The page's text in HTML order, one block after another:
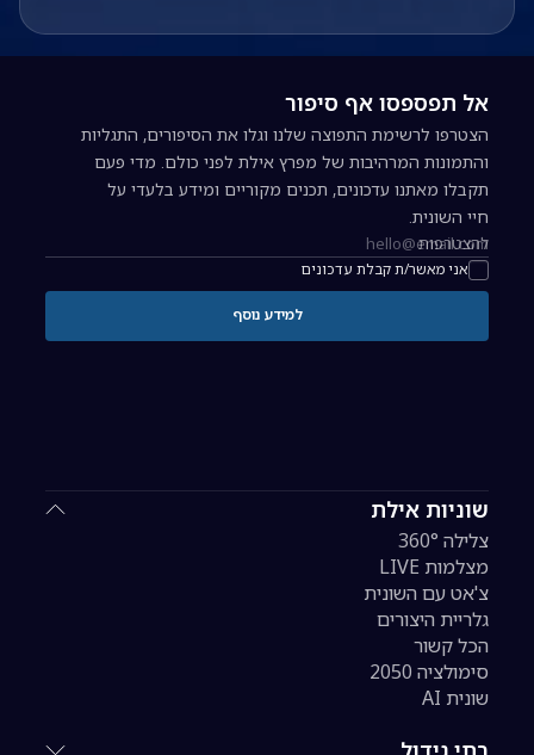
שוניות אילת
צלילה 360°
מצלמות LIVE
צ'אט עם השונית
גלריית היצורים
הכל קשור
סימולציה 2050
שונית AI
אל תפספסו אף סיפור
הצטרפו לרשימת התפוצה שלנו וגלו את הסיפורים, התגליות
והתמונות המרהיבות של מפרץ אילת לפני כולם. מדי פעם
תקבלו מאתנו עדכונים, תכנים מקוריים ומידע בלעדי על
חיי השונית.
כתובת אימייל להרשמה לניוזלטר
אני מאשר/ת קבלת עדכונים
להצטרפות
למידע נוסף